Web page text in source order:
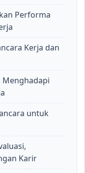
Performa
Kerja dan
Menghadapi
untuk
Karir